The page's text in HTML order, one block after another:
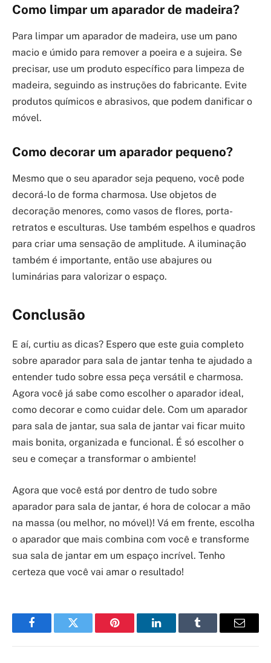
Como limpar um aparador de madeira?
Para limpar um aparador de madeira, use um pano
macio e úmido para remover a poeira e a sujeira. Se
precisar, use um produto específico para limpeza de
madeira, seguindo as instruções do fabricante. Evite
produtos químicos e abrasivos, que podem danificar o
móvel.
Como decorar um aparador pequeno?
Mesmo que o seu aparador seja pequeno, você pode
decorá-lo de forma charmosa. Use objetos de
decoração menores, como vasos de flores, porta-
retratos e esculturas. Use também espelhos e quadros
para criar uma sensação de amplitude. A iluminação
também é importante, então use abajures ou
luminárias para valorizar o espaço.
Conclusão
E aí, curtiu as dicas? Espero que este guia completo
sobre aparador para sala de jantar tenha te ajudado a
entender tudo sobre essa peça versátil e charmosa.
Agora você já sabe como escolher o aparador ideal,
como decorar e como cuidar dele. Com um aparador
para sala de jantar, sua sala de jantar vai ficar muito
mais bonita, organizada e funcional. É só escolher o
seu e começar a transformar o ambiente!
Agora que você está por dentro de tudo sobre
aparador para sala de jantar, é hora de colocar a mão
na massa (ou melhor, no móvel)! Vá em frente, escolha
o aparador que mais combina com você e transforme
sua sala de jantar em um espaço incrível. Tenho
certeza que você vai amar o resultado!
FacebookTwitter Pinterest LinkedInTumblr Email